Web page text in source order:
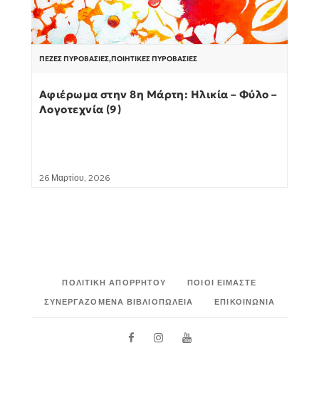
ΠΕΖΈΣ ΠΥΡΟΒΑΣΊΕΣ,ΠΟΙΗΤΙΚΈΣ ΠΥΡΟΒΑΣΊΕΣ
Αφιέρωμα στην 8η Μάρτη: Ηλικία – Φύλο –
Λογοτεχνία (9)
26 Μαρτίου, 2026
ΠΟΛΙΤΙΚΉ ΑΠΟΡΡΉΤΟΥ
ΠΟΙΟΙ ΕΊΜΑΣΤΕ
ΣΥΝΕΡΓΑΖΌΜΕΝΑ ΒΙΒΛΙΟΠΩΛΕΊΑ
ΕΠΙΚΟΙΝΩΝΊΑ